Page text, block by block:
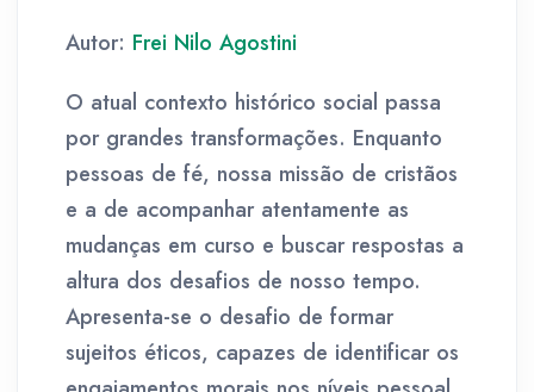
Autor: Frei Nilo Agostini
O atual contexto histórico social passa
por grandes transformações. Enquanto
pessoas de fé, nossa missão de cristãos
e a de acompanhar atentamente as
mudanças em curso e buscar respostas a
altura dos desafios de nosso tempo.
Apresenta-se o desafio de formar
sujeitos éticos, capazes de identificar os